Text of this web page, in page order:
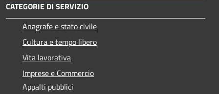
CATEGORIE DI SERVIZIO
Anagrafe e stato civile
Cultura e tempo libero
Vita lavorativa
Imprese e Commercio
Appalti pubblici